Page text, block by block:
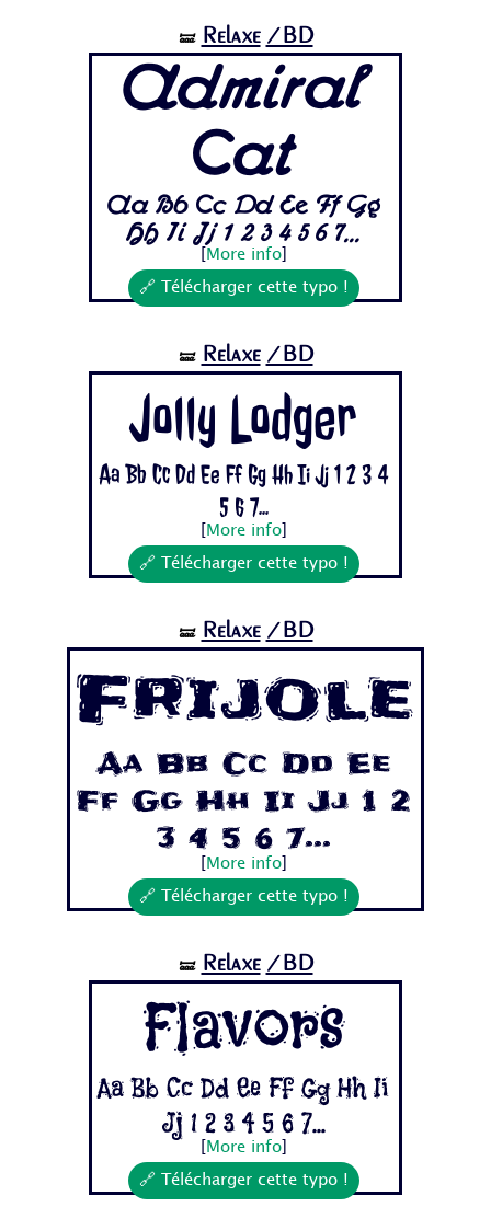
🝛 Relaxe /BD
Admiral
Cat
Aa Bb Cc Dd Ee Ff Gg
Hh Ii Jj 1 2 3 4 5 6 7...
More info]
🔗 Télécharger cette typo !
🝛 Relaxe /BD
Jolly Lodger
Aa Bb Cc Dd Ee Ff Gg Hh Ii Jj 1 2 3 4
5 6 7...
More info]
🔗 Télécharger cette typo !
🝛 Relaxe /BD
Frijole
Aa Bb Cc Dd Ee
Ff Gg Hh Ii Jj 1 2
3 4 5 6 7...
More info]
🔗 Télécharger cette typo !
🝛 Relaxe /BD
Flavors
Aa Bb Cc Dd Ee Ff Gg Hh Ii
Jj 1 2 3 4 5 6 7...
More info]
🔗 Télécharger cette typo !